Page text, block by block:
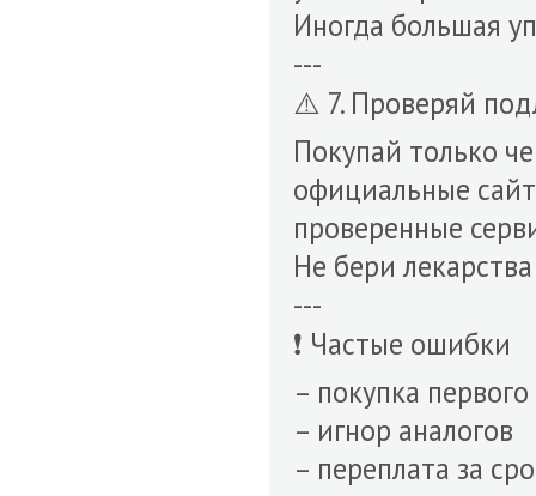
Иногда большая
---
⚠️ 7. Проверяй
Покупай только
официальные
проверенные
Не бери
---
❗ Частые ошибки
– покупка
– игнор аналогов
– переплата за